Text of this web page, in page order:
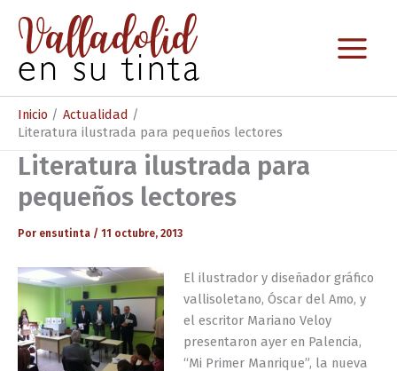
contenido
Inicio
Actualidad
Literatura ilustrada para pequeños lectores
Literatura ilustrada para
pequeños lectores
Por ensutinta / 11 octubre, 2013
El ilustrador y diseñador gráfico
vallisoletano, Óscar del Amo, y
el escritor Mariano Veloy
presentaron ayer en Palencia,
“Mi Primer Manrique”, la nueva